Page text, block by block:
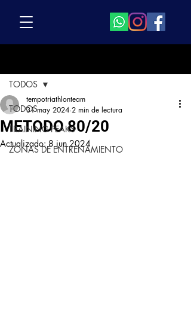
TODOS
TRAINING PEAKS
ZONAS DE ENTRENAMIENTO
TODOS
METODO 80/20
tempotriathlonteam
31 may 2024 2 min de lectura
Actualizado:8 jun 2024